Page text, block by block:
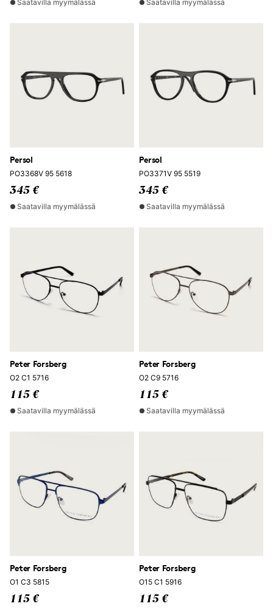
Saatavilla myymälässä Saatavilla myymälässä
Persol
PO3368V 95 5618
345 €
Saatavilla myymälässä
Persol
PO3371V 95 5519
345 €
Saatavilla myymälässä
Peter Forsberg
O2 C1 5716
115 €
Saatavilla myymälässä
Peter Forsberg
O2 C9 5716
115 €
Saatavilla myymälässä
Peter Forsberg
O1 C3 5815
115 €
Peter Forsberg
O15 C1 5916
115 €